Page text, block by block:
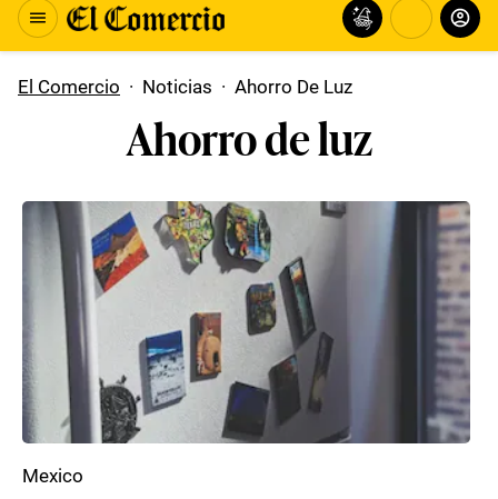
El Comercio · Noticias · Ahorro De Luz
Ahorro de luz
Mexico